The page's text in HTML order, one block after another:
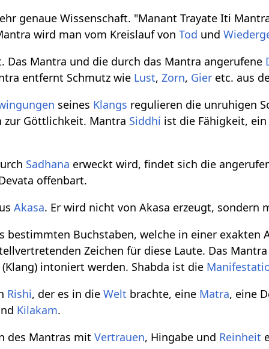
genaue Wissenschaft. "Manant Trayate Iti
wird man vom Kreislauf vonTod und
Mantra und die durch das Mantra angerufene
entfernt Schmutz wie Lust,Zorn, Gier etc. aus
seines Klangs regulieren die unruhigen
Göttlichkeit. Mantra Siddhi ist die Fähigkeit,
Sadhana erweckt wird, findet sich die
offenbart.
Akasa. Er wird nicht von Akasa erzeugt, sondern
bestimmten Buchstaben, welche in einer exakten
Zeichen für diese Laute. Das
(Klang) intoniert werden. Shabda ist die
Rishi, der es in dieWelt brachte, eine Matra, eine
Kilakam.
des Mantras mitVertrauen, Hingabe und Reinheit